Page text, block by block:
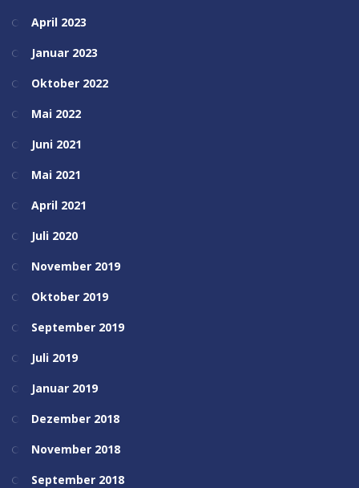
April 2023
Januar 2023
Oktober 2022
Mai 2022
Juni 2021
Mai 2021
April 2021
Juli 2020
November 2019
Oktober 2019
September 2019
Juli 2019
Januar 2019
Dezember 2018
November 2018
September 2018